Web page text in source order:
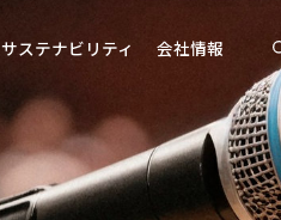
サステナビリティ 会社情報